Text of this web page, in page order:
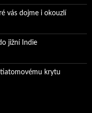
vás dojme i okouzlí
jižní Indie
krytu